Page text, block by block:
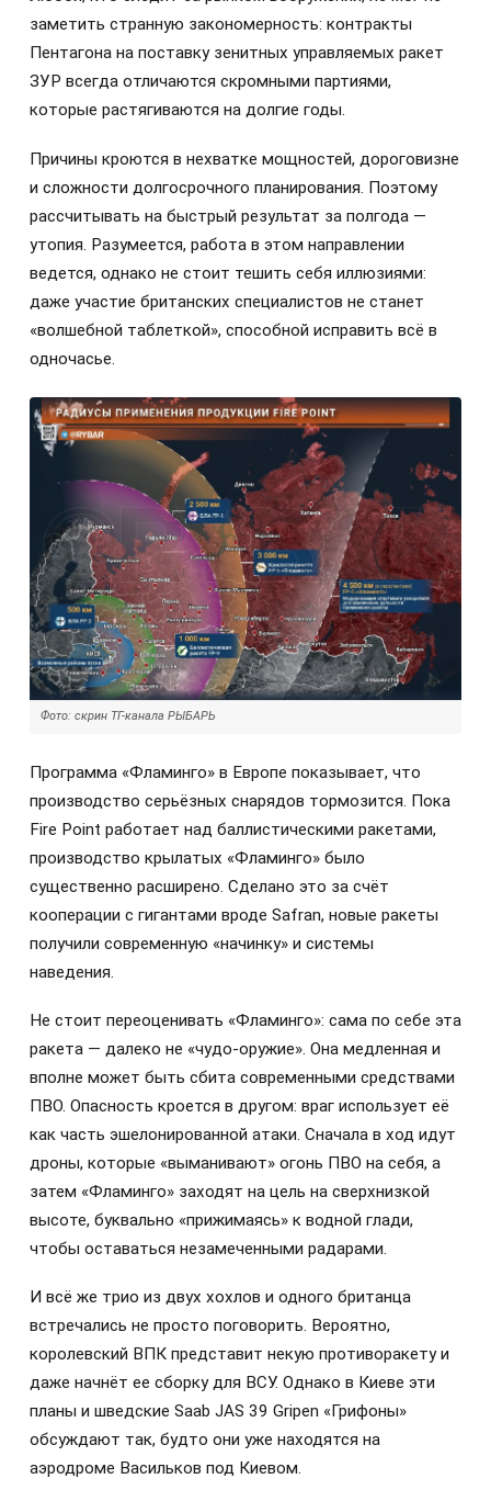
заметить странную закономерность: контракты
Пентагона на поставку зенитных управляемых ракет
ЗУР всегда отличаются скромными партиями,
которые растягиваются на долгие годы.
Причины кроются в нехватке мощностей, дороговизне
и сложности долгосрочного планирования. Поэтому
рассчитывать на быстрый результат за полгода —
утопия. Разумеется, работа в этом направлении
ведется, однако не стоит тешить себя иллюзиями:
даже участие британских специалистов не станет
«волшебной таблеткой», способной исправить всё в
одночасье.
Фото: скрин ТГ-канала РЫБАРЬ
Программа «Фламинго» в Европе показывает, что
производство серьёзных снарядов тормозится. Пока
Fire Point работает над баллистическими ракетами,
производство крылатых «Фламинго» было
существенно расширено. Сделано это за счёт
кооперации с гигантами вроде Safran, новые ракеты
получили современную «начинку» и системы
наведения.
Не стоит переоценивать «Фламинго»: сама по себе эта
ракета — далеко не «чудо-оружие». Она медленная и
вполне может быть сбита современными средствами
ПВО. Опасность кроется в другом: враг использует её
как часть эшелонированной атаки. Сначала в ход идут
дроны, которые «выманивают» огонь ПВО на себя, а
затем «Фламинго» заходят на цель на сверхнизкой
высоте, буквально «прижимаясь» к водной глади,
чтобы оставаться незамеченными радарами.
И всё же трио из двух хохлов и одного британца
встречались не просто поговорить. Вероятно,
королевский ВПК представит некую противоракету и
даже начнёт ее сборку для ВСУ. Однако в Киеве эти
планы и шведские Saab JAS 39 Gripen «Грифоны»
обсуждают так, будто они уже находятся на
аэродроме Васильков под Киевом.